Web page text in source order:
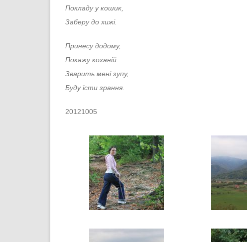
Покладу у кошик,
Заберу до хижі.
Принесу додому,
Покажу коханій.
Зварить мені зупу,
Буду їсти зрання.
20121005